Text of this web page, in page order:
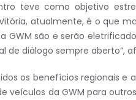
teve como objetivo
atualmente, é o que
GWM são e serão
de diálogo sempre aberto”,
os benefícios regionais
veículos da GWM para